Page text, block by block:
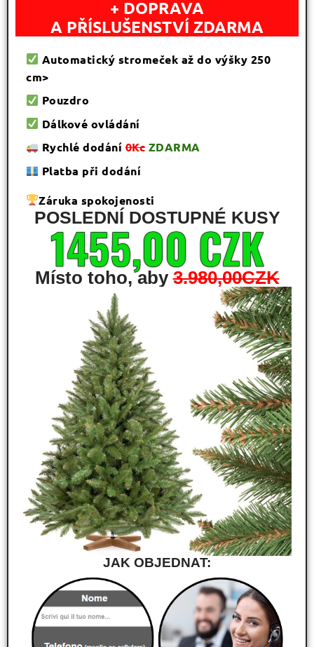
+ DOPRAVA
A PŘÍSLUŠENSTVÍ ZDARMA
Automatický stromeček až do výšky 250
cm>
Pouzdro
Dálkové ovládání
Rychlé dodání0KcZDARMA
Platba při dodání
Záruka spokojenosti
POSLEDNÍ DOSTUPNÉ KUSY
1455,00 CZK
Místo toho, aby3.980,00CZK
JAK OBJEDNAT: